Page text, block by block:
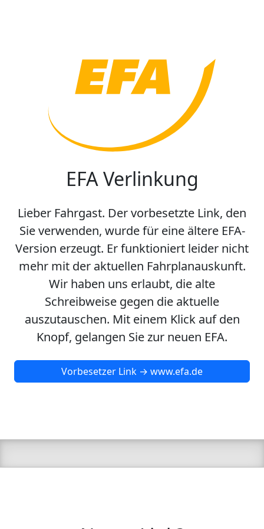
EFA Verlinkung
Lieber Fahrgast. Der vorbesetzte Link, den
Sie verwenden, wurde für eine ältere EFA-
Version erzeugt. Er funktioniert leider nicht
mehr mit der aktuellen Fahrplanauskunft.
Wir haben uns erlaubt, die alte
Schreibweise gegen die aktuelle
auszutauschen. Mit einem Klick auf den
Knopf, gelangen Sie zur neuen EFA.
Vorbesetzer Link → www.efa.de